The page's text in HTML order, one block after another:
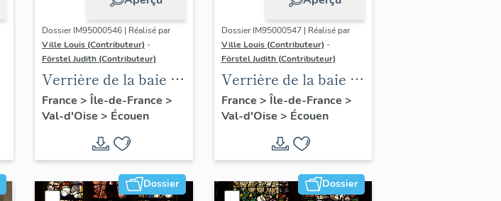
Dossier IM95000546 | Réalisé par
Ville Louis (Contributeur) -
Förstel Judith (Contributeur)
Verrière de la baie 7 :
Dormition et
Assomption de la
France > Île-de-France >
Val-d'Oise > Écouen
Dossier IM95000547 | Réalisé par
Ville Louis (Contributeur) -
Förstel Judith (Contributeur)
Verrière de la baie 8 :
Vierge de douleur,
avec la donatrice
Antoinette de la
Marck et ses filles
France > Île-de-France >
Val-d'Oise > Écouen
Dossier Dossier